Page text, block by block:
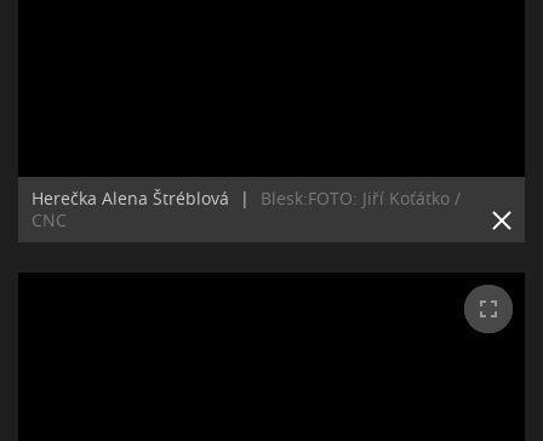
Herečka Alena Štréblová |
Blesk:FOTO: Jiří Koťátko /
CNC